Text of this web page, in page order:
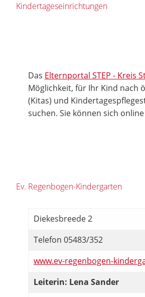
Kindertageseinrichtungen
Das Elternportal STEP - Kreis
Möglichkeit, für Ihr Kind nach
(Kitas) und
suchen. Sie können sich
Ev. Regenbogen-Kindergarten
Diekesbreede 2
Telefon 05483/352
www.ev-regenbogen-
Leiterin: Lena Sander